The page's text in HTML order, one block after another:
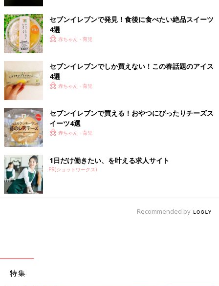
出典：Instagramアカウント「ayakagawa」
アイスの見た目もパッケージも可愛いこのアイスは「ミックスベ
リー マカロンアイス」。見た目が素敵なだけでなく、味もとて
もおいしかったそうですよ。ミックスベリーの甘酸っぱい味やか
わいい色味は、女の子ごころをワクワクさせてくれそう！
有名店コラボのアイスシリーズは間違いなしのおい
しさ！
セブンイレブンで発見！食後に食べたい絶品スイーツ
4選
赤ちゃん・育児
セブンイレブンでしか買えない！この春話題のアイス
4選
赤ちゃん・育児
セブンイレブンで買える！おやつにぴったりチーズス
イーツ4選
赤ちゃん・育児
1日だけ働きたい、を叶える求人サイト
PR(ショットワークス)
Recommended by
特集